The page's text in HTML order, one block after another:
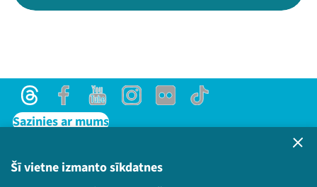
Šī vietne izmanto sīkdatnes
ThreadsFacebookYoutubeInstagram
Flick TikTok
Sazinies ar mums
Lietošanas noteikumi un sīkdatņu politika
Bērnu aizsardzības politika